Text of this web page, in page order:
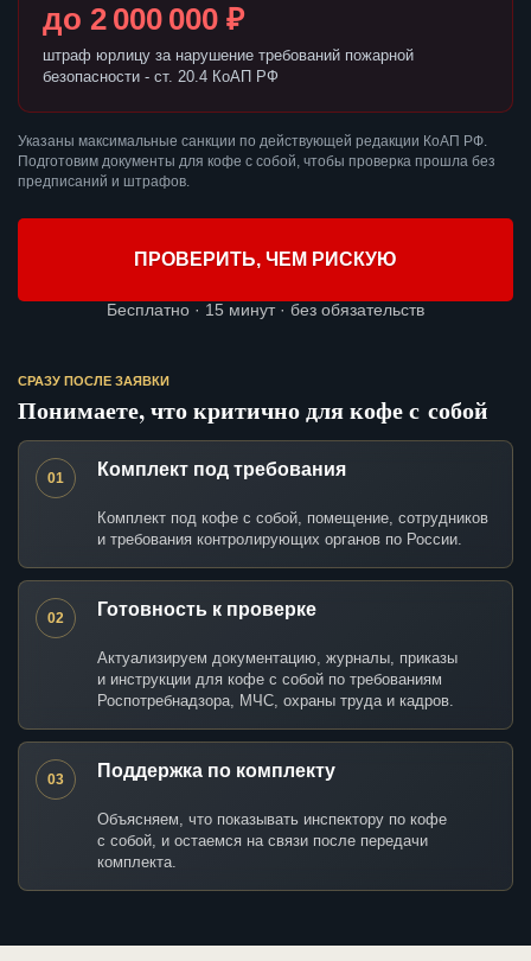
до 2 000 000 ₽
штраф юрлицу за нарушение требований пожарной
безопасности - ст. 20.4 КоАП РФ
Указаны максимальные санкции по действующей редакции КоАП РФ.
Подготовим документы для кофе с собой, чтобы проверка прошла без
предписаний и штрафов.
ПРОВЕРИТЬ, ЧЕМ РИСКУЮ
Бесплатно · 15 минут · без обязательств
СРАЗУ ПОСЛЕ ЗАЯВКИ
Понимаете, что критично для кофе с собой
01 Комплект под требования
Комплект под кофе с собой, помещение, сотрудников
и требования контролирующих органов по России.
02 Готовность к проверке
Актуализируем документацию, журналы, приказы
и инструкции для кофе с собой по требованиям
Роспотребнадзора, МЧС, охраны труда и кадров.
03 Поддержка по комплекту
Объясняем, что показывать инспектору по кофе
с собой, и остаемся на связи после передачи
комплекта.